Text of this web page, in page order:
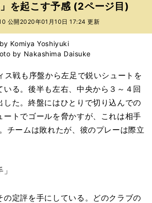
を起こす予感 (2ページ目)
公開 2020年01月10日 17:24 更新
Komiya Yoshiyuki
by Nakashima Daisuke
戦も序盤から左足で鋭いシュートを
いる。後半も左右、中央から３～４回
した。終盤にはひとりで切り込んでの
ートでゴールを脅かすが、これは相手
チームは敗れたが、彼のプレーは際立
定評を手にしている。どのクラブの